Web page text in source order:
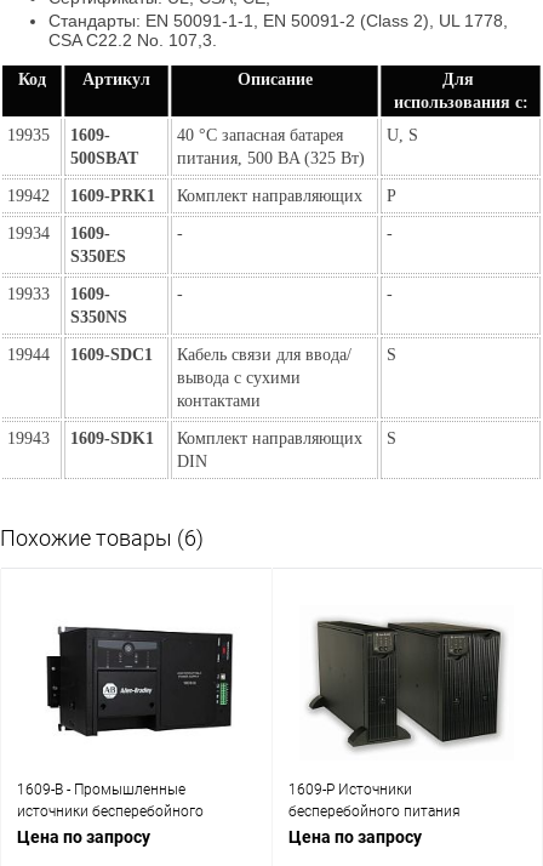
Стандарты: EN 50091-1-1, EN 50091-2 (Class 2), UL 1778,
CSA C22.2 No. 107,3.
Код Артикул Описание
Для
использования с:
19935
1609-
500SBAT
40 °C запасная батарея
питания, 500 ВA (325 Вт)
U, S
19942 1609-PRK1 Комплект направляющих P
19934
1609-
S350ES
- -
19933
1609-
S350NS
- -
19944 1609-SDC1
Кабель связи для ввода/
вывода с сухими
контактами
S
19943 1609-SDK1
Комплект направляющих
DIN
S
Похожие товары (6)
1609-B - Промышленные
источники бесперебойного
питания
Цена по запросу
1609-P Источники
бесперебойного питания
Цена по запросу